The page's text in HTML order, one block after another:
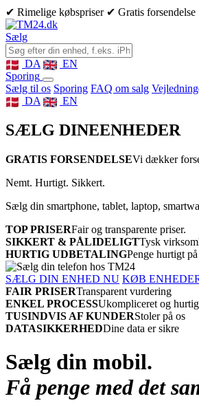
✔ Rimelige købspriser ✔ Gratis forsendelse
Sælg
DA
EN
Sporing
Sælg til os Sporing FAQ om salg
DA
EN
SÆLG DINEENHEDER
GRATIS FORSENDELSEVi dækker
Nemt. Hurtigt. Sikkert.
Sælg din smartphone, tablet, laptop,
TOP PRISERFair og transparente priser.
SIKKERT & PÅLIDELIGTTysk
HURTIG UDBETALINGPenge hurtigt
SÆLG DIN ENHED NU KØB
FAIR PRISERTransparent vurdering
ENKEL PROCESSUkompliceret og
TUSINDVIS AF KUNDERStoler på os
DATASIKKERHEDDine data er sikre
Sælg din mobil.
Få penge med det